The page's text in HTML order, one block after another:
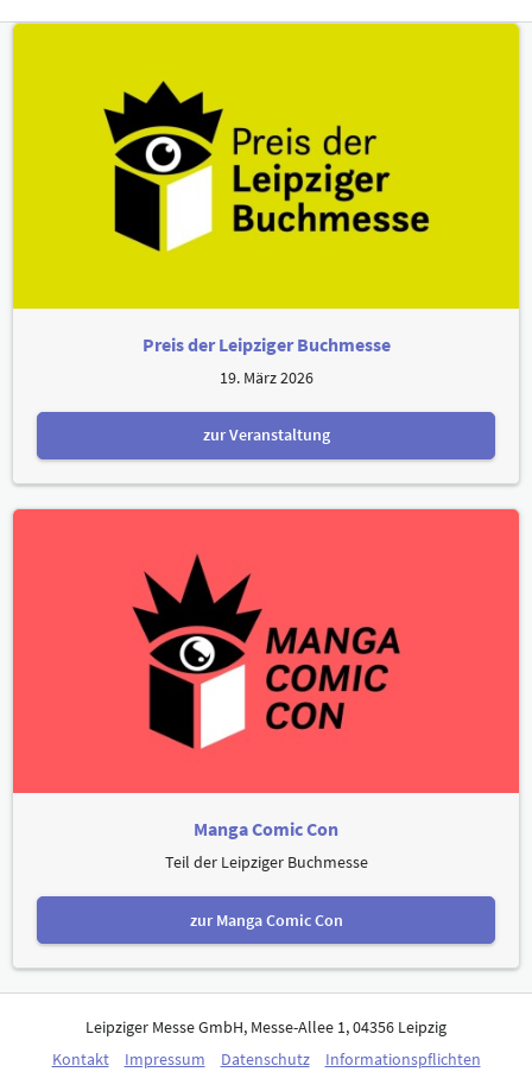
Preis der Leipziger Buchmesse
19. März 2026
zur Veranstaltung
Manga Comic Con
Teil der Leipziger Buchmesse
zur Manga Comic Con
Leipziger Messe GmbH, Messe-Allee 1, 04356 Leipzig
Kontakt
Impressum Datenschutz Informationspflichten